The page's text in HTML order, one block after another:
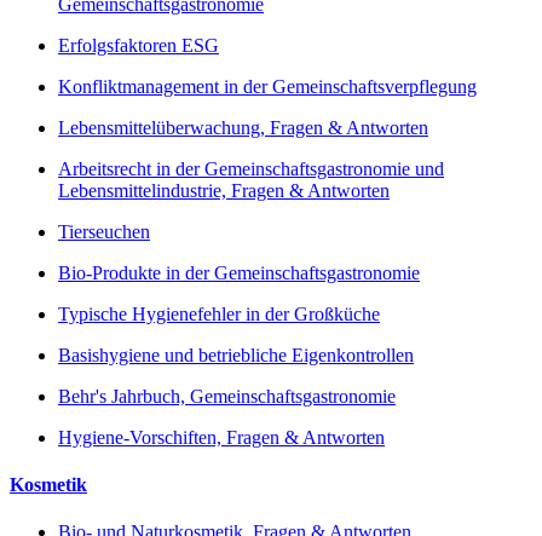
Erfolgsfaktoren ESG
Konfliktmanagement in der Gemeinschaftsverpflegung
Lebensmittelüberwachung, Fragen & Antworten
Arbeitsrecht in der Gemeinschaftsgastronomie und
Lebensmittelindustrie, Fragen & Antworten
Tierseuchen
Bio-Produkte in der Gemeinschaftsgastronomie
Typische Hygienefehler in der Großküche
Basishygiene und betriebliche Eigenkontrollen
Behr's Jahrbuch, Gemeinschaftsgastronomie
Hygiene-Vorschiften, Fragen & Antworten
Kosmetik
Bio- und Naturkosmetik, Fragen & Antworten